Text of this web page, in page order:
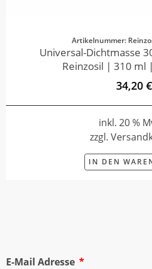
Artikelnummer:
Universal-Dichtmasse
Reinzosil | 310 ml
34,20 €
inkl. 20 %
zzgl.
IN DEN
E-Mail Adresse